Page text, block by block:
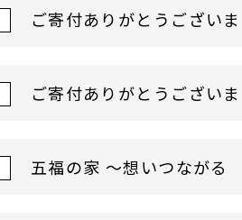
ご寄付ありがとうござい
ご寄付ありがとうござい
五福の家 ～想いつながる